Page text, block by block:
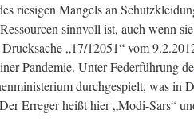
riesigen Mangels an
sinnvoll ist, auch wenn
„17/12051“ vom
Pandemie. Unter Federführung
durchgespielt, was in
Erreger heißt hier „Modi-Sars“